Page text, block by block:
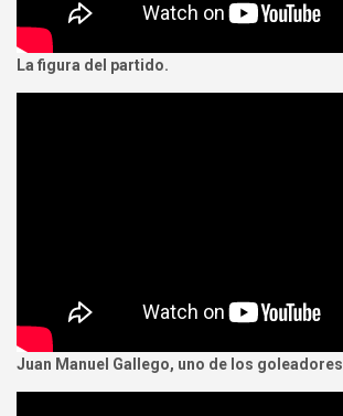
La figura del partido.
Juan Manuel Gallego, uno de los goleadores